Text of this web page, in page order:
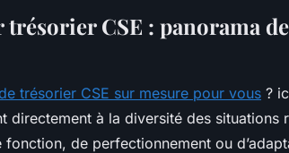
CSE : panorama
trésorier CSE sur mesure pour vous ?
directement à la diversité des situations
fonction, de perfectionnement ou